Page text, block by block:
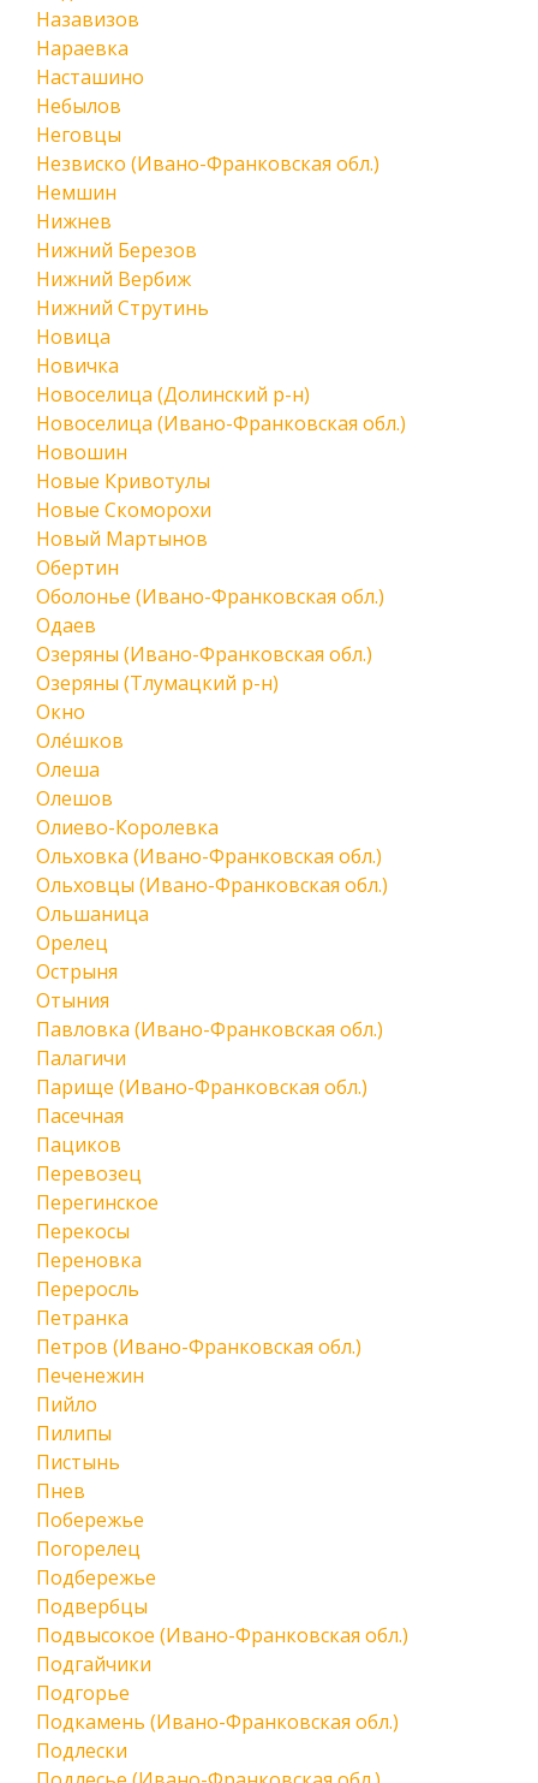
Назавизов
Нараевка
Насташино
Небылов
Неговцы
Незвиско (Ивано-Франковская обл.)
Немшин
Нижнев
Нижний Березов
Нижний Вербиж
Нижний Струтинь
Новица
Новичка
Новоселица (Долинский р-н)
Новоселица (Ивано-Франковская обл.)
Новошин
Новые Кривотулы
Новые Скоморохи
Новый Мартынов
Обертин
Оболонье (Ивано-Франковская обл.)
Одаев
Озеряны (Ивано-Франковская обл.)
Озеряны (Тлумацкий р-н)
Окно
Оле́шков
Олеша
Олешов
Олиево-Королевка
Ольховка (Ивано-Франковская обл.)
Ольховцы (Ивано-Франковская обл.)
Ольшаница
Орелец
Острыня
Отыния
Павловка (Ивано-Франковская обл.)
Палагичи
Парище (Ивано-Франковская обл.)
Пасечная
Пациков
Перевозец
Перегинское
Перекосы
Переновка
Переросль
Петранка
Петров (Ивано-Франковская обл.)
Печенежин
Пийло
Пилипы
Пистынь
Пнев
Побережье
Погорелец
Подбережье
Подвербцы
Подвысокое (Ивано-Франковская обл.)
Подгайчики
Подгорье
Подкамень (Ивано-Франковская обл.)
Подлески